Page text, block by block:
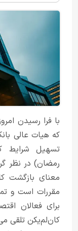
با فرا رسیدن
که هیات عالی
تسهیل شرایط
رمضان) در نظر
معنای بازگشت
مقررات است و
برای فعالان
کان‌لم‌یکن تلقی